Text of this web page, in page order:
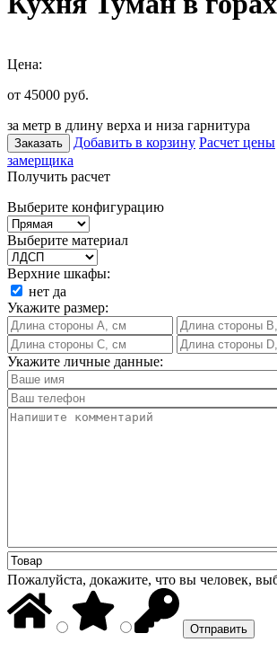
Цена:
от 45000 руб.
за метр в длину верха и низа гарнитура
Заказать Добавить в корзину Расчет цены
замерщика
Получить расчет
Выберите конфигурацию
Выберите материал
Верхние шкафы:
нет да
Укажите размер:
Укажите личные данные:
Пожалуйста, докажите, что вы человек,